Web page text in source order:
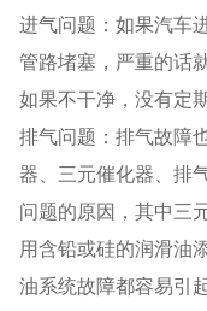
进气问题：如果汽车
管路堵塞，严重的话
如果不干净，没有定
排气问题：排气故障
器、三元催化器、排
问题的原因，其中三
用含铅或硅的润滑油
油系统故障都容易引